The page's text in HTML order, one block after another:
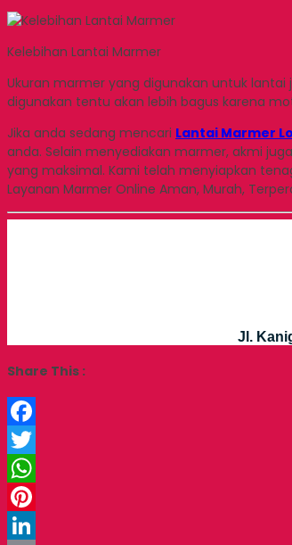
Kelebihan Lantai Marmer
Ukuran marmer yang digunakan untuk
digunakan tentu akan lebih bagus karena
Jika anda sedang mencari Lantai Marmer
anda. Selain menyediakan marmer, akmi
yang maksimal. Kami telah menyiapkan
Layanan Marmer Online Aman, Murah,
Jl.
Share This :
Facebook
Twitter
WhatsApp
Pinterest